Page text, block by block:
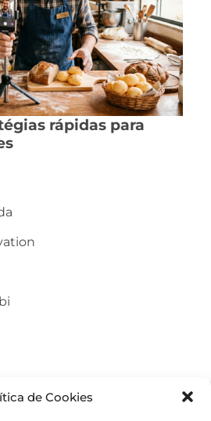
de Cookies
rápidas para